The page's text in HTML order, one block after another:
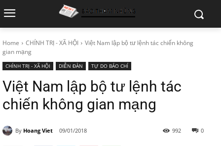
Home CHÍNH TRỊ - XÃ HỘI
Việt Nam lập bộ tư lệnh tác chiến không
gian mạng
CHÍNH TRỊ - XÃ HỘI DIỄN ĐÀN TỰ DO BÁO CHÍ
Việt Nam lập bộ tư lệnh tác
chiến không gian mạng
By Hoang Viet 09/01/2018 0
992